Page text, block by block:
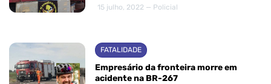
15 julho, 2022 — Policial
FATALIDADE
Empresário da fronteira morre em
acidente na BR-267